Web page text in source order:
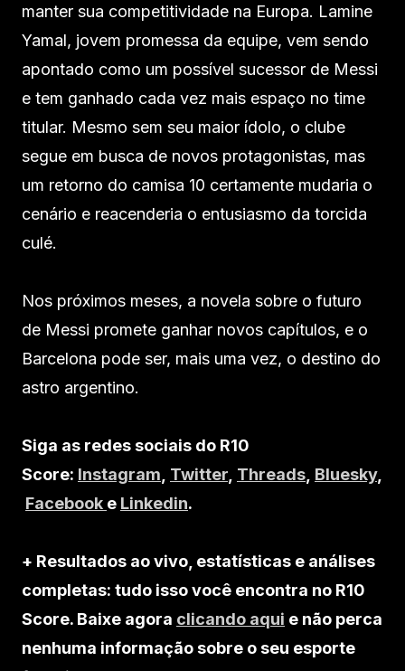
manter sua competitividade na Europa. Lamine
Yamal, jovem promessa da equipe, vem sendo
apontado como um possível sucessor de Messi
e tem ganhado cada vez mais espaço no time
titular. Mesmo sem seu maior ídolo, o clube
segue em busca de novos protagonistas, mas
um retorno do camisa 10 certamente mudaria o
cenário e reacenderia o entusiasmo da torcida
culé.
Nos próximos meses, a novela sobre o futuro
de Messi promete ganhar novos capítulos, e o
Barcelona pode ser, mais uma vez, o destino do
astro argentino.
Siga as redes sociais do R10
Score: Instagram Twitter Threads Bluesky,
Facebook e Linkedin.
+ Resultados ao vivo, estatísticas e análises
completas: tudo isso você encontra no R10
Score. Baixe agora clicando aqui e não perca
nenhuma informação sobre o seu esporte